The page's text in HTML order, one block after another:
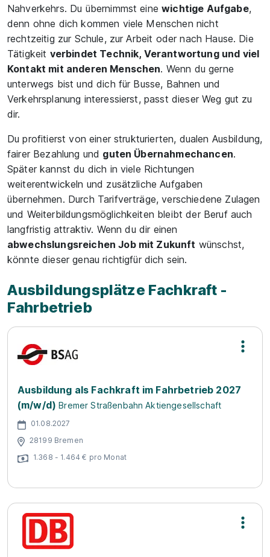
Nahverkehrs. Du übernimmst einewichtige Aufgabe,
denn ohne dich kommen viele Menschen nicht
rechtzeitig zur Schule, zur Arbeit oder nach Hause. Die
Tätigkeit verbindet Technik, Verantwortung und viel
Kontakt mit anderen Menschen. Wenn du gerne
unterwegs bist und dich für Busse, Bahnen und
Verkehrsplanung interessierst, passt dieser Weg gut zu
dir.
Du profitierst von einer strukturierten, dualen Ausbildung,
fairer Bezahlung und guten Übernahmechancen.
Später kannst du dich in viele Richtungen
weiterentwickeln und zusätzliche Aufgaben
übernehmen. Durch Tarifverträge, verschiedene Zulagen
und Weiterbildungsmöglichkeiten bleibt der Beruf auch
langfristig attraktiv. Wenn du dir einen
abwechslungsreichen Job mit Zukunft wünschst,
könnte dieser genau richtigfür dich sein.
Ausbildungsplätze Fachkraft -
Fahrbetrieb
Ausbildung als Fachkraft im Fahrbetrieb 2027
(m/w/d) Bremer Straßenbahn Aktiengesellschaft
01.08.2027
28199 Bremen
1.368 - 1.464 € pro Monat